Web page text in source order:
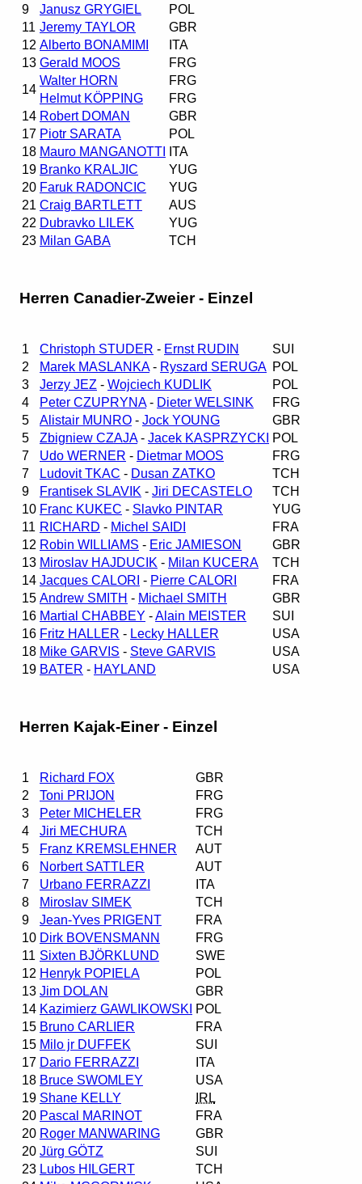
9 Janusz GRYGIEL
POL
11 Jeremy TAYLOR
GBR
12 Alberto BONAMIMI
ITA
13 Gerald MOOS
FRG
14
Walter HORN
FRG
Helmut KÖPPING
FRG
14 Robert DOMAN
GBR
17 Piotr SARATA
POL
18 Mauro MANGANOTTI
ITA
19 Branko KRALJIC
YUG
20 Faruk RADONCIC
YUG
21 Craig BARTLETT
AUS
22 Dubravko LILEK
YUG
23 Milan GABA TCH
Herren Canadier-Zweier - Einzel
1 Christoph STUDER - Ernst RUDIN
SUI
2
Marek MASLANKA- Ryszard SERUGA POL
3
Jerzy JEZ - Wojciech KUDLIK
POL
4
Peter CZUPRYNA- Dieter WELSINK
FRG
5
Alistair MUNRO - Jock YOUNG
GBR
5
Zbigniew CZAJA- Jacek KASPRZYCKI
POL
7
Udo WERNER - Dietmar MOOS
FRG
7
Ludovit TKAC - Dusan ZATKO
TCH
9
Frantisek SLAVIK - Jiri DECASTELO
TCH
10 Franc KUKEC - Slavko PINTAR
YUG
11 RICHARD - Michel SAIDI
FRA
12 Robin WILLIAMS - Eric JAMIESON
GBR
13 Miroslav HAJDUCIK - Milan KUCERA
TCH
14 Jacques CALORI - Pierre CALORI
FRA
15 Andrew SMITH - Michael SMITH
GBR
16 Martial CHABBEY -Alain MEISTER
SUI
16 Fritz HALLER - Lecky HALLER
USA
18 Mike GARVIS - Steve GARVIS
USA
19 BATER - HAYLAND USA
Herren Kajak-Einer - Einzel
1 Richard FOX
GBR
2
Toni PRIJON
FRG
3
Peter MICHELER
FRG
4
Jiri MECHURA
TCH
5
Franz KREMSLEHNER
AUT
6
Norbert SATTLER
AUT
7
Urbano FERRAZZI
ITA
8
Miroslav SIMEK
TCH
9
Jean-Yves PRIGENT
FRA
10 Dirk BOVENSMANN
FRG
11 Sixten BJÖRKLUND
SWE
12 Henryk POPIELA
POL
13 Jim DOLAN
GBR
14 Kazimierz GAWLIKOWSKI
POL
15 Bruno CARLIER
FRA
15 Milo jr DUFFEK
SUI
17 Dario FERRAZZI
ITA
18 Bruce SWOMLEY
USA
19 Shane KELLY
IRL
20 Pascal MARINOT
FRA
20 Roger MANWARING
GBR
20 Jürg GÖTZ
SUI
23 Lubos HILGERT
TCH